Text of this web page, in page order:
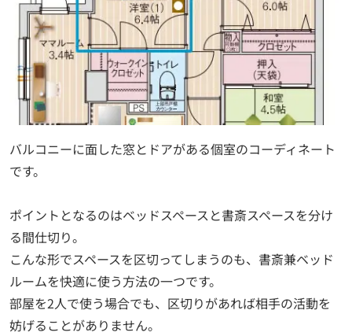
バルコニーに面した窓とドアがある個室のコーディネート
です。
ポイントとなるのはベッドスペースと書斎スペースを分け
る間仕切り。
こんな形でスペースを区切ってしまうのも、書斎兼ベッド
ルームを快適に使う方法の一つです。
部屋を2人で使う場合でも、区切りがあれば相手の活動を
妨げることがありません。